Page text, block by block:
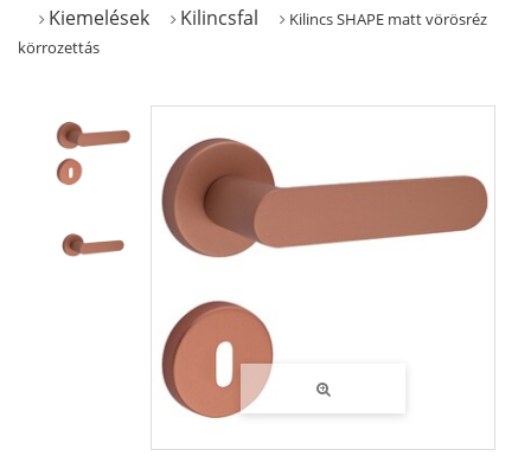
Kiemelések Kilincsfal
Kilincs SHAPE matt vörösréz
körrozettás